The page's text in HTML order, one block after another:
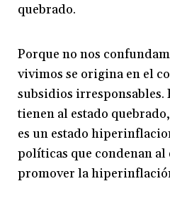
quebrado.
Porque no nos
vivimos se origina en el
subsidios irresponsables.
tienen al estado
es un estado
políticas que condenan al
promover la